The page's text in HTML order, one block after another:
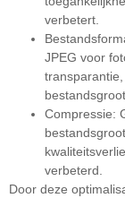
verbetert.
JPEG voor
Compressie:
verbeterd.
Door deze